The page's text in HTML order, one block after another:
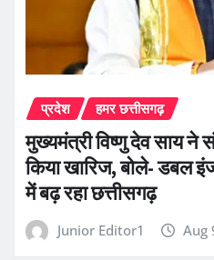
प्रदेश हमर छत्तीसगढ़
मुख्यमंत्री विष्णु देव साय
किया खारिज, बोले- डबल
में बढ़ रहा छत्तीसगढ़
Junior Editor1 Aug